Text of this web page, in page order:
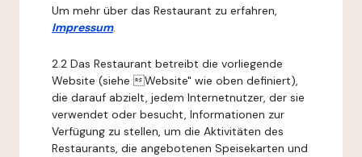
Um mehr über das Restaurant zu erfahren,
Impressum.
2.2 Das Restaurant betreibt die vorliegende
Website (siehe Website" wie oben definiert),
die darauf abzielt, jedem Internetnutzer, der sie
verwendet oder besucht, Informationen zur
Verfügung zu stellen, um die Aktivitäten des
Restaurants, die angebotenen Speisekarten und